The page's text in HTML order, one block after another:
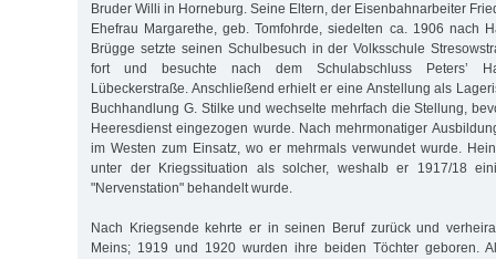
Bruder Willi in Horneburg. Seine Eltern, der Eisenbahnarbeiter
Ehefrau Margarethe, geb. Tomfohrde, siedelten ca. 1906 nach
Brügge setzte seinen Schulbesuch in der Volksschule
fort und besuchte nach dem Schulabschluss Peters’
Lübeckerstraße. Anschließend er­hielt er eine Anstellung als
Buchhandlung G. Stilke und wech­selte mehrfach die Stellung,
Heeresdienst eingezogen wurde. Nach mehrmonatiger
im Westen zum Einsatz, wo er mehrmals verwundet wurde.
unter der Kriegssituation als solcher, weshalb er 1917/18
"Nervenstation" behandelt wurde.
Nach Kriegsende kehrte er in seinen Beruf zurück und
Meins; 1919 und 1920 wurden ihre beiden Töchter geboren.